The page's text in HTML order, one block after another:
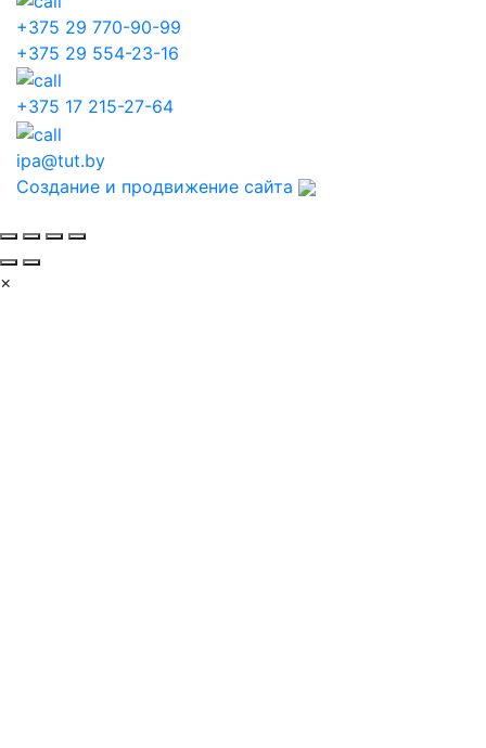
+375 29 770-90-99
+375 29 554-23-16
+375 17 215-27-64
ipa@tut.by
Создание и продвижение сайта
×